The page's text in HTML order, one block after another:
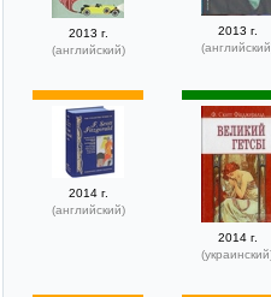
2013 г.
(английский)
2013 г.
2014 г.
(английский)
2014 г.